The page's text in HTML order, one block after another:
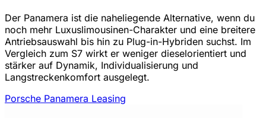
Der Panamera ist die naheliegende Alternative, wenn du
noch mehr Luxuslimousinen-Charakter und eine breitere
Antriebsauswahl bis hin zu Plug-in-Hybriden suchst. Im
Vergleich zum S7 wirkt er weniger dieselorientiert und
stärker auf Dynamik, Individualisierung und
Langstreckenkomfort ausgelegt.
Porsche Panamera Leasing